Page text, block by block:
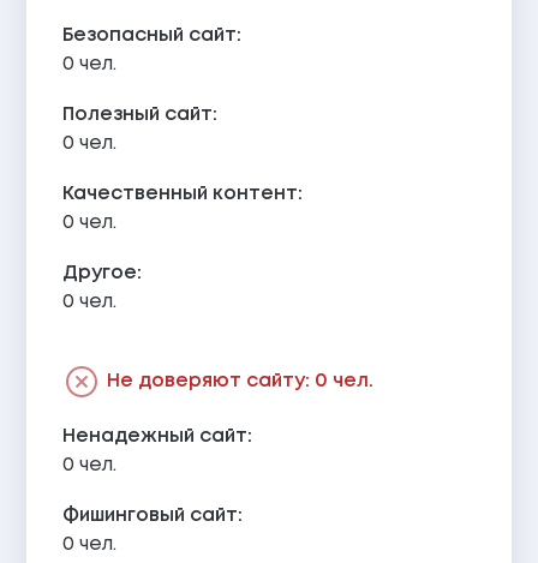
Безопасный сайт:
0 чел.
Полезный сайт:
0 чел.
Качественный контент:
0 чел.
Другое:
0 чел.
Не доверяют сайту: 0 чел.
Ненадежный сайт:
0 чел.
Фишинговый сайт:
0 чел.